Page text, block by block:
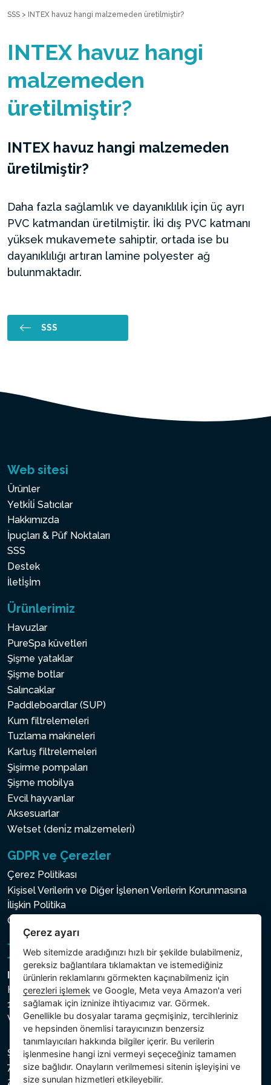
SSS > INTEX havuz hangi malzemeden üretilmiştir?
INTEX havuz hangi
malzemeden
üretilmiştir?
INTEX havuz hangi malzemeden
üretilmiştir?
Daha fazla sağlamlık ve dayanıklılık için üç ayrı
PVC katmandan üretilmiştir. İki dış PVC katmanı
yüksek mukavemete sahiptir, ortada ise bu
dayanıklılığı artıran lamine polyester ağ
bulunmaktadır.
SSS
Web sitesi
Ürünler
Yetki̇li̇ Satıcılar
Hakkımızda
İpuçları & Püf Noktaları
SSS
Destek
İletİşİm
Ürünlerimiz
Havuzlar
PureSpa küvetleri
Şişme yataklar
Şişme botlar
Salıncaklar
Paddleboardlar (SUP)
Kum filtrelemeleri
Tuzlama makineleri
Kartuş filtrelemeleri
Şişirme pompaları
Şişme mobilya
Evcil hayvanlar
Aksesuarlar
Wetset (deni̇z malzemeleri̇)
GDPR ve Çerezler
Çerez Politikası
Kişisel Verilerin ve Diğer İşlenen Verilerin Korunmasına
İlişkin Politika
Çerez ayarı
Intex Trading, s.r.o.
Hradecká 2526/3
130 00 Praha 3
Vinohrady - Česká republika
Şirket, Prag Şehir Mahkemesi Ticaret Sicilinde C bölümü,
74759 numaralı dosya altında, Vergi Kimlik Numarası (IČ)
26150808 ve KDV Numarası (DIČ) CZ26150808 ile
Çerez ayarı
Web sitemizde aradığınızı hızlı bir şekilde bulabilmeniz,
gereksiz bağlantılara tıklamaktan ve istemediğiniz
ürünlerin reklamlarını görmekten kaçınabilmeniz için
çerezleri işlemek ve Google, Meta veya Amazon'a veri
sağlamak için izninize ihtiyacımız var. Görmek.
Genellikle bu dosyalar tarama geçmişiniz, tercihleriniz
ve hepsinden önemlisi tarayıcınızın benzersiz
tanımlayıcıları hakkında bilgiler içerir. Bu verilerin
işlenmesine hangi izni vermeyi seçeceğiniz tamamen
size bağlıdır. Onayların verilmemesi sitenin işleyişini ve
size sunulan hizmetleri etkileyebilir.